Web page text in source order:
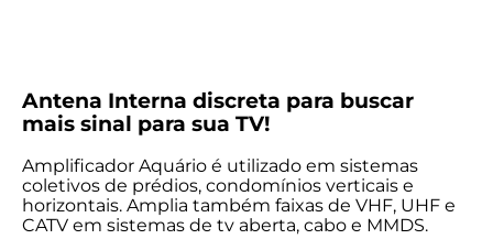
Antena Interna discreta para buscar
mais sinal para sua TV!
Amplificador Aquário é utilizado em sistemas
coletivos de prédios, condomínios verticais e
horizontais. Amplia também faixas de VHF, UHF e
CATV em sistemas de tv aberta, cabo e MMDS.